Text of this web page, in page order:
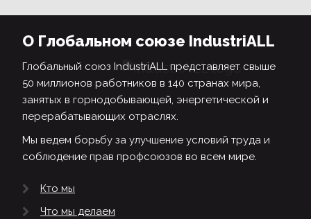
О Глобальном союзе IndustriALL
Глобальный союз IndustriALL представляет свыше
50 миллионов работников в 140 странах мира,
занятых в горнодобывающей, энергетической и
перерабатывающих отраслях.
Мы ведем борьбу за улучшение условий труда и
соблюдение прав профсоюзов во всем мире.
Кто мы
Что мы делаем